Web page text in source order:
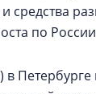
средства
по
в